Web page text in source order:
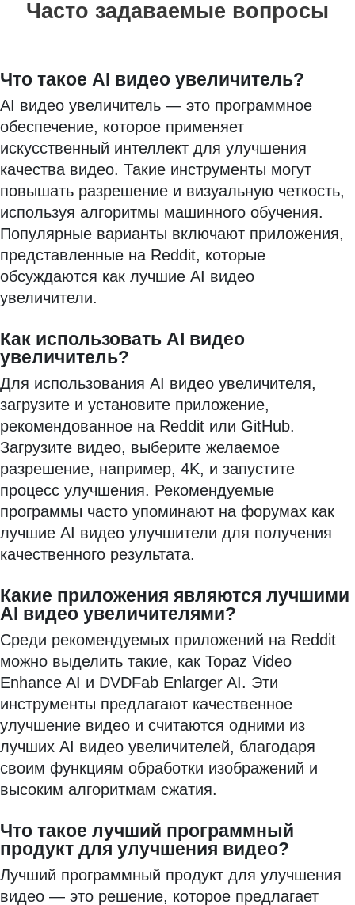
Часто задаваемые вопросы
Что такое AI видео увеличитель?
AI видео увеличитель — это программное
обеспечение, которое применяет
искусственный интеллект для улучшения
качества видео. Такие инструменты могут
повышать разрешение и визуальную четкость,
используя алгоритмы машинного обучения.
Популярные варианты включают приложения,
представленные на Reddit, которые
обсуждаются как лучшие AI видео
увеличители.
Как использовать AI видео
увеличитель?
Для использования AI видео увеличителя,
загрузите и установите приложение,
рекомендованное на Reddit или GitHub.
Загрузите видео, выберите желаемое
разрешение, например, 4K, и запустите
процесс улучшения. Рекомендуемые
программы часто упоминают на форумах как
лучшие AI видео улучшители для получения
качественного результата.
Какие приложения являются лучшими
AI видео увеличителями?
Среди рекомендуемых приложений на Reddit
можно выделить такие, как Topaz Video
Enhance AI и DVDFab Enlarger AI. Эти
инструменты предлагают качественное
улучшение видео и считаются одними из
лучших AI видео увеличителей, благодаря
своим функциям обработки изображений и
высоким алгоритмам сжатия.
Что такое лучший программный
продукт для улучшения видео?
Лучший программный продукт для улучшения
видео — это решение, которое предлагает